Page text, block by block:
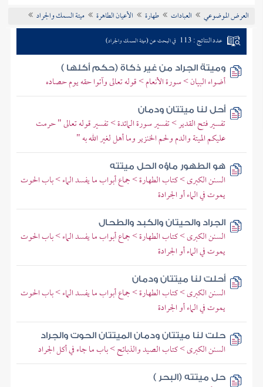
تراجم الأعلام
العرض الموضوعي العبادات طهارة الأعيان الطاهرة ميتة السمك والجراد
عدد النتائج : 113 في البحث عن (ميتة السمك والجراد)
وميتة الجراد من غير ذكاة (حكم أكلها )
أضواء البيان > سورة الأنعام > قوله تعالى وآتوا حقه يوم حصاده
أحل لنا ميتتان ودمان
تفسير فتح القدير > تفسير سورة المائدة > تفسير قوله تعالى " حرمت
عليكم الميتة والدم ولحم الخنزير وما أهل لغير الله به "
هو الطهور ماؤه الحل ميتته
السنن الكبرى > كتاب الطهارة > جماع أبواب ما يفسد الماء > باب الحوت
يموت في الماء أو الجرادة
الجراد والحيتان والكبد والطحال
السنن الكبرى > كتاب الطهارة > جماع أبواب ما يفسد الماء > باب الحوت
يموت في الماء أو الجرادة
أحلت لنا ميتتان ودمان
السنن الكبرى > كتاب الطهارة > جماع أبواب ما يفسد الماء > باب الحوت
يموت في الماء أو الجرادة
حلت لنا ميتتان ودمان الميتتان الحوت والجراد
السنن الكبرى > كتاب الصيد والذبائح > باب ما جاء في أكل الجراد
حل ميتته (البحر )